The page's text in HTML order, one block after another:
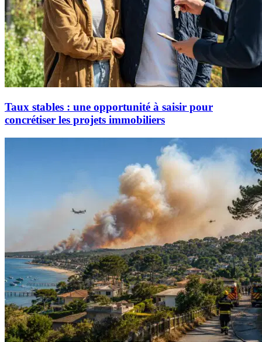
Taux stables : une opportunité à saisir pour
concrétiser les projets immobiliers